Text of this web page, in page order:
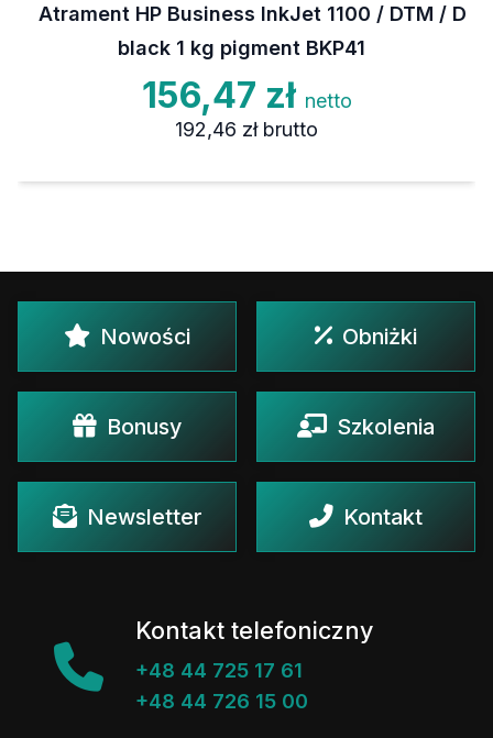
Atrament HP Business InkJet 1100 / DTM / D
black 1 kg pigment BKP41
156,47 zł netto
192,46 zł brutto
Nowości Obniżki
Bonusy Szkolenia
Newsletter Kontakt
Kontakt telefoniczny
+48 44 725 17 61
+48 44 726 15 00